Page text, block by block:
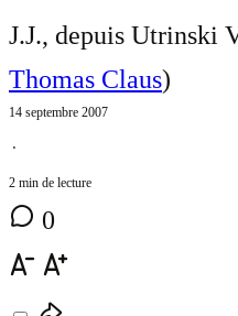
J.J., depuis Utrinski
Thomas Claus)
14 septembre 2007
⋅
2 min de lecture
0